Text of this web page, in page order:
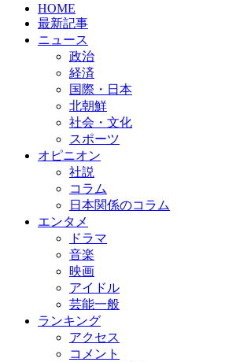
HOME
最新記事
ニュース
政治
経済
国際・日本
北朝鮮
社会・文化
スポーツ
オピニオン
社説
コラム
日本関係のコラム
エンタメ
ドラマ
音楽
映画
アイドル
芸能一般
ランキング
アクセス
コメント